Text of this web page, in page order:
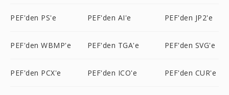
PEF'den PS'e PEF'den AI'e PEF'den JP2'e
PEF'den WBMP'e PEF'den TGA'e PEF'den SVG'e
PEF'den PCX'e PEF'den ICO'e PEF'den CUR'e